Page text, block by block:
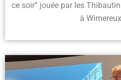
ce soir” jouée par les
à